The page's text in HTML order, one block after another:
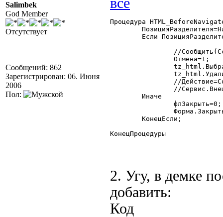
Salimbek
God Member
Отсутствует
Сообщений: 862
Зарегистрирован: 06. Июня
2006
Пол:
Процедура
КонецПроцедуры
2. Угу, в демке
добавить:
Код